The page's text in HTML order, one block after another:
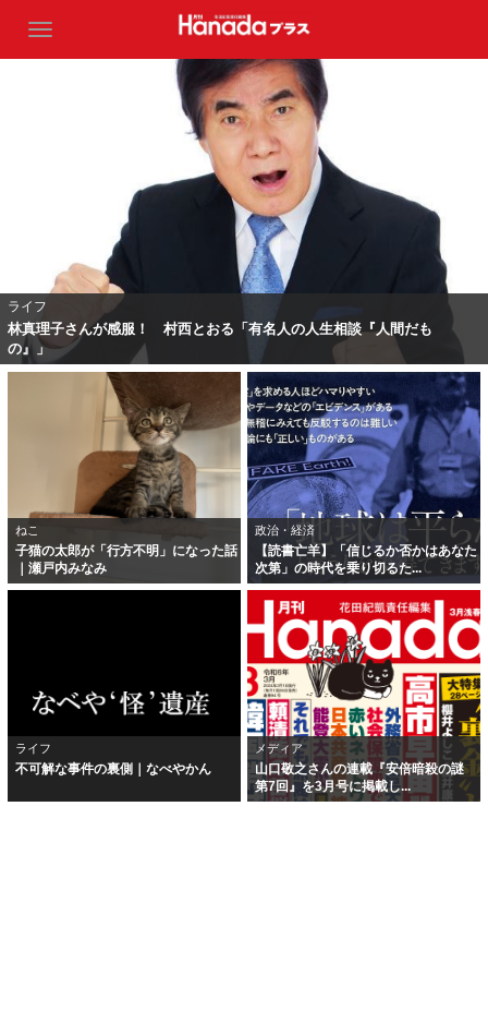
ライフ
林真理子さんが感服！ 村西とおる「有名人の人生相談『人間だも
の』」
ねこ
子猫の太郎が「行方不明」になった話
｜瀬戸内みなみ
政治・経済
【読書亡羊】「信じるか否かはあなた
次第」の時代を乗り切るた...
ライフ
不可解な事件の裏側｜なべやかん
メディア
山口敬之さんの連載『安倍暗殺の謎
第7回』を3月号に掲載し...